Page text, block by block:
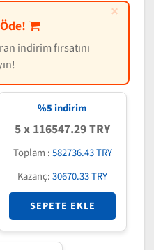
×
indirim fırsatını
%5 indirim
5 x 116547.29 TRY
Toplam :582736.43 TRY
Kazanç:30670.33 TRY
SEPETE EKLE